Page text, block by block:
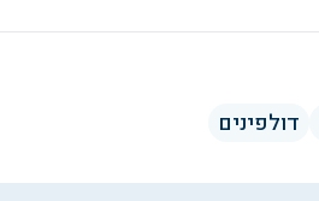
דולפינים